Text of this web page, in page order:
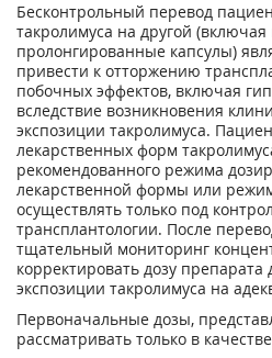
Бесконтрольный перевод
такролимуса на другой
пролонгированные капсулы)
привести к отторжению
побочных эффектов, включая
вследствие возникновения
экспозиции такролимуса.
лекарственных форм
рекомендованного режима
лекарственной формы или
осуществлять только под
трансплантологии. После
тщательный мониторинг
корректировать дозу
экспозиции такролимуса на
Первоначальные дозы,
рассматривать только в